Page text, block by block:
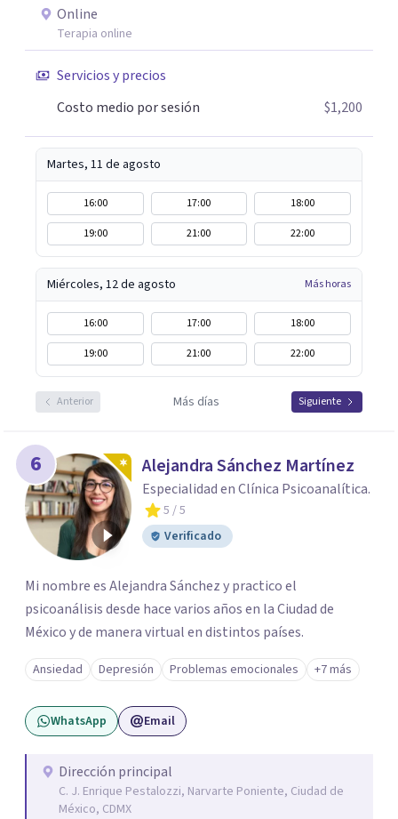
Online
Terapia online
Servicios y precios
Costo medio por sesión
$1,200
Martes, 11 de agosto
16:00 17:00
18:00
19:00
21:00 22:00
Miércoles, 12 de agosto Más horas
16:00 17:00
18:00
19:00
21:00 22:00
Anterior Más días Siguiente
6 Alejandra Sánchez Martínez
Especialidad en Clínica Psicoanalítica.
5 / 5
Verificado
Mi nombre es Alejandra Sánchez y practico el
psicoanálisis desde hace varios años en la Ciudad de
México y de manera virtual en distintos países.
Ansiedad Depresión Problemas emocionales +7 más
WhatsApp Email
Dirección principal
C. J. Enrique Pestalozzi, Narvarte Poniente, Ciudad de
México, CDMX